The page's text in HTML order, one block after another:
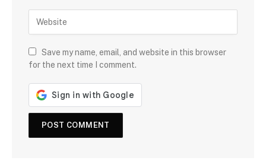
Save my name, email, and website in this browser
for the next time I comment.